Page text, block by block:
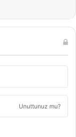
Unuttunuz mu?